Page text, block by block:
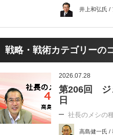
井上和弘氏 /
戦略・戦術カテゴリーの
2026.07.28
第206回 ジ
日
社長のメシの
高島健一氏 /